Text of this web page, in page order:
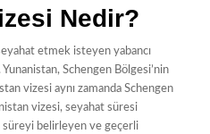
Nedir?
etmek isteyen yabancı
Schengen Bölgesi’nin
vizesi aynı zamanda Schengen
vizesi, seyahat süresi
süreyi belirleyen ve geçerli